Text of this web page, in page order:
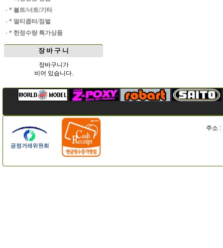
· * 볼트/너트/기타
· * 멀티콥터/짐벌
· * 한정수량 특가상품
장 바 구 니
장바구니가
비어 있습니다.
주소